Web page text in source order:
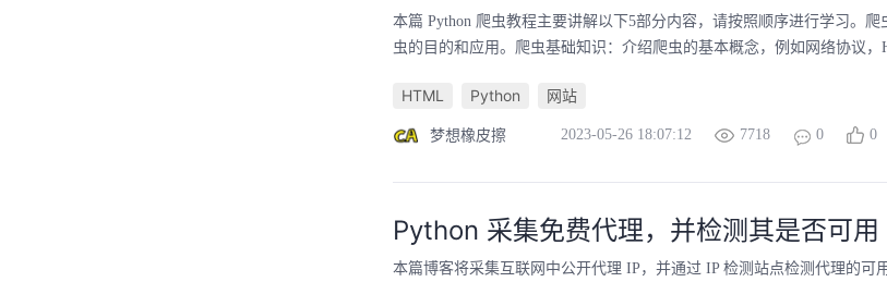
本篇 Python 爬虫教程主要讲解以下5部分内容，请按照顺序进行学习。
虫的目的和应用。爬虫基础知识：介绍爬虫的基本概念，例如网络协议，
HTML Python 网站
梦想橡皮擦 2023-05-26 18:07:12 7718 0 0
Python 采集免费代理，并检测其是否可用
本篇博客将采集互联网中公开代理 IP，并通过 IP 检测站点检测代理的可